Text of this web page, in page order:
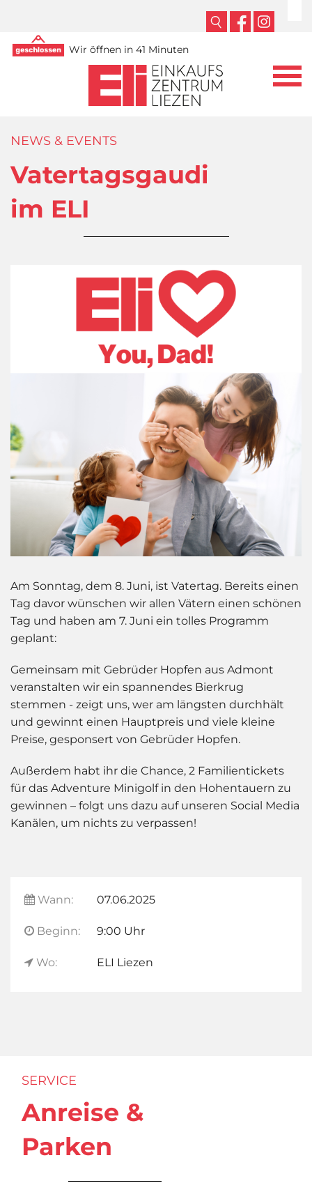
Wir öffnen in 41 Minuten
NEWS & EVENTS
Vatertagsgaudi
im ELI
Am Sonntag, dem 8. Juni, ist Vatertag. Bereits einen
Tag davor wünschen wir allen Vätern einen schönen
Tag und haben am 7. Juni ein tolles Programm
geplant:
Gemeinsam mit Gebrüder Hopfen aus Admont
veranstalten wir ein spannendes Bierkrug
stemmen - zeigt uns, wer am längsten durchhält
und gewinnt einen Hauptpreis und viele kleine
Preise, gesponsert von Gebrüder Hopfen.
Außerdem habt ihr die Chance, 2 Familientickets
für das Adventure Minigolf in den Hohentauern zu
gewinnen – folgt uns dazu auf unseren Social Media
Kanälen, um nichts zu verpassen!
Wann: 07.06.2025
Beginn: 9:00 Uhr
Wo: ELI Liezen
SERVICE
Anreise &
Parken